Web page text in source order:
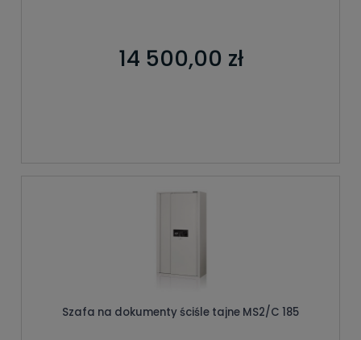
14 500,00 zł
Szafa na dokumenty ściśle tajne MS2/C 185